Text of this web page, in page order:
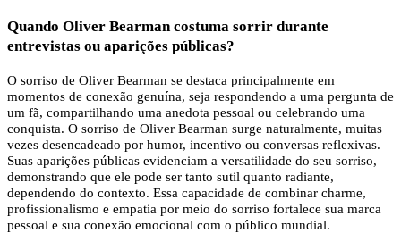
Quando Oliver Bearman costuma sorrir durante
entrevistas ou aparições públicas?
O sorriso de Oliver Bearman se destaca principalmente em
momentos de conexão genuína, seja respondendo a uma pergunta de
um fã, compartilhando uma anedota pessoal ou celebrando uma
conquista. O sorriso de Oliver Bearman surge naturalmente, muitas
vezes desencadeado por humor, incentivo ou conversas reflexivas.
Suas aparições públicas evidenciam a versatilidade do seu sorriso,
demonstrando que ele pode ser tanto sutil quanto radiante,
dependendo do contexto. Essa capacidade de combinar charme,
profissionalismo e empatia por meio do sorriso fortalece sua marca
pessoal e sua conexão emocional com o público mundial.